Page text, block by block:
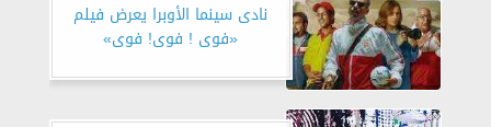
نادى سينما الأوبرا يعرض فيلم
«فوى ! فوى! فوى»